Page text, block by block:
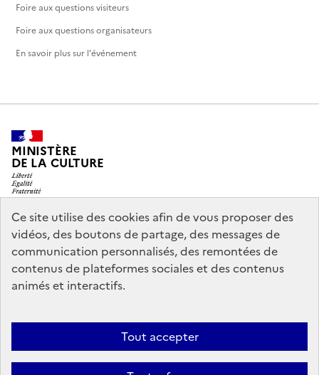
Ce site utilise des cookies afin de vous proposer des
vidéos, des boutons de partage, des messages de
communication personnalisés, des remontées de
contenus de plateformes sociales et des contenus
animés et interactifs.
Tout accepter
Foire aux questions visiteurs
Foire aux questions organisateurs
En savoir plus sur l'événement
MINISTÈRE
DE LA CULTURE
legifrance.gouv.fr
info.gouv.fr
service-public.gouv.fr
data.gouv.fr
Mentions légales